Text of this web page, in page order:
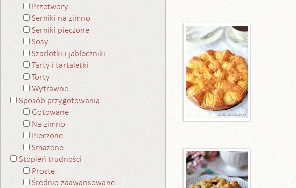
Przetwory
Serniki na zimno
Serniki pieczone
Sosy
Szarlotki i jabłeczniki
Tarty i tartaletki
Torty
Wytrawne
Sposób przygotowania
Gotowane
Na zimno
Pieczone
Smażone
Stopień trudności
Proste
Średnio zaawansowane